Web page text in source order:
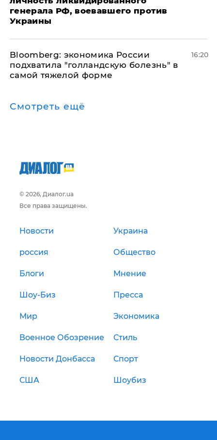
генерала РФ, воевавшего против
Украины
Bloomberg: экономика России
подхватила "голландскую болезнь" в
самой тяжелой форме
16:20
Смотреть ещё
© 2026, Диалог.ua
Все права защищены.
Новости Украина
россия Общество
Блоги Мнение
Шоу-Биз Пресса
Мир Экономика
Военное Обозрение Стиль
Новости Донбасса Спорт
США Шоубиз